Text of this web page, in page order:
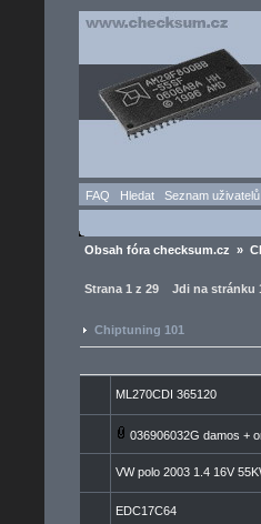
FAQ Hledat Seznam uživatelů
Obsah fóra checksum.cz »
Strana 1 z 29 Jdi na stránku
Chiptuning 101
ML270CDI 365120
036906032G damos +
VW polo 2003 1.4 16V
EDC17C64